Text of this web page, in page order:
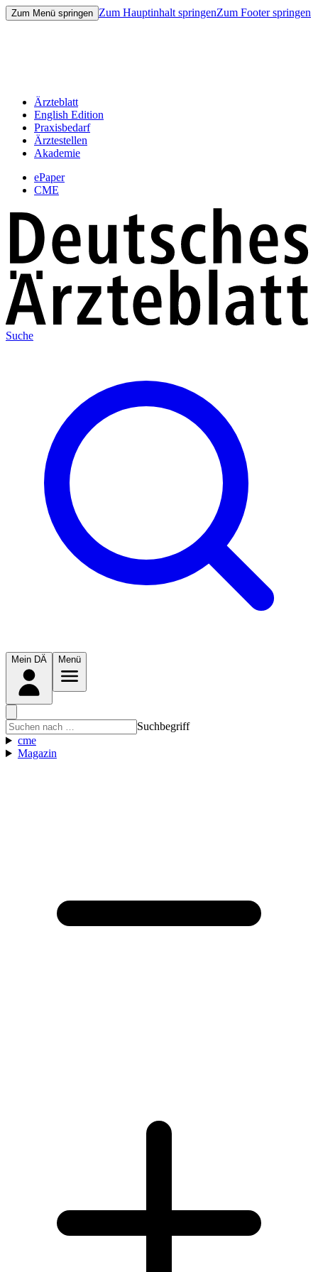
Zum Menü springen Zum Hauptinhalt springenZum Footer springen
Ärzteblatt
English Edition
Praxisbedarf
Ärztestellen
Akademie
ePaper
CME
Suche
Mein DÄ Menü
Suchbegriff
cme
Magazin